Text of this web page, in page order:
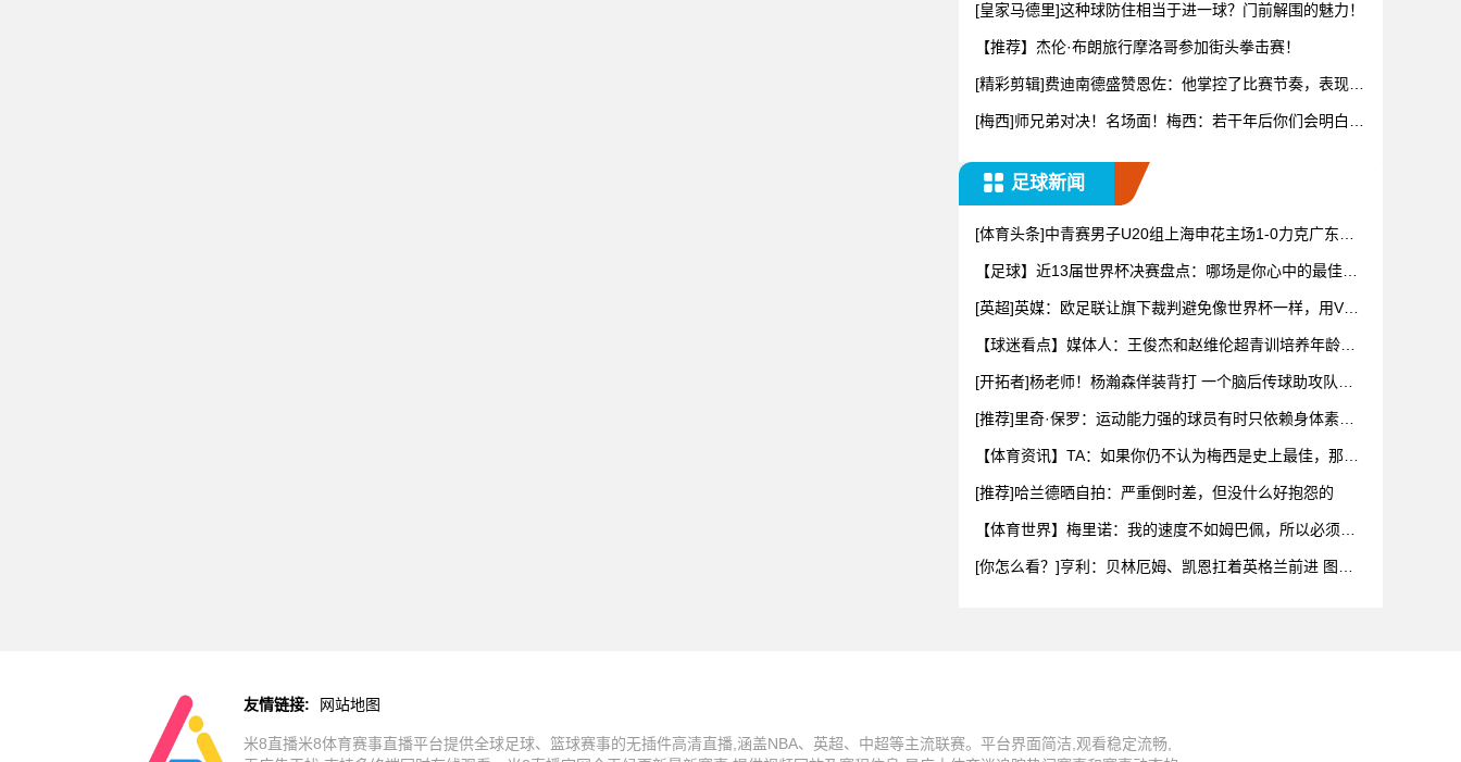
[皇家马德里]这种球防住相当于进一球？门前解围的魅力！
【推荐】杰伦·布朗旅行摩洛哥参加街头拳击赛！
[精彩剪辑]费迪南德盛赞恩佐：他掌控了比赛节奏，表现太
[梅西]师兄弟对决！名场面！梅西：若干年后你们会明白11
足球新闻
[体育头条]中青赛男子U20组上海申花主场1-0力克广东广
【足球】近13届世界杯决赛盘点：哪场是你心中的最佳？2
[英超]英媒：欧足联让旗下裁判避免像世界杯一样，用VAR
【球迷看点】媒体人：王俊杰和赵维伦超青训培养年龄限
[开拓者]杨老师！杨瀚森佯装背打 一个脑后传球助攻队友
[推荐]里奇·保罗：运动能力强的球员有时只依赖身体素质
【体育资讯】TA：如果你仍不认为梅西是史上最佳，那么
[推荐]哈兰德晒自拍：严重倒时差，但没什么好抱怨的
【体育世界】梅里诺：我的速度不如姆巴佩，所以必须找
[你怎么看？]亨利：贝林厄姆、凯恩扛着英格兰前进 图赫
友情链接: 网站地图
米8直播米8体育赛事直播平台提供全球足球、篮球赛事的无插件高清直播,涵盖NBA、英超、中超等主流联赛。平台界面简洁,观看稳定流畅,